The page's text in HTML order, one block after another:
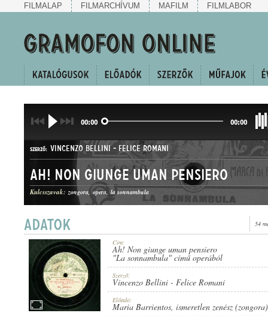
FILMALAP FILMARCHÍVUM MAFILM FILMLABOR
00:00 00:00
SZERZŐ: VINCENZO BELLINI-FELICE ROMANI
MŰFAJ: ÁRIA
Ah! Non giunge uman pensiero
Kulcsszavak: zongora opera la sonnambula
54
Cím:
Ah! Non giunge uman pensiero
"La sonnambula" című operából
Szerző:
Vincenzo Bellini - Felice Romani
Előadó:
Maria Barrientos, ismeretlen zenész (zongora)